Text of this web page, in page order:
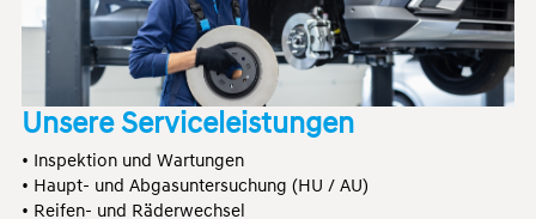
Unsere Serviceleistungen
• Inspektion und Wartungen
• Haupt- und Abgasuntersuchung (HU / AU)
• Reifen- und Räderwechsel